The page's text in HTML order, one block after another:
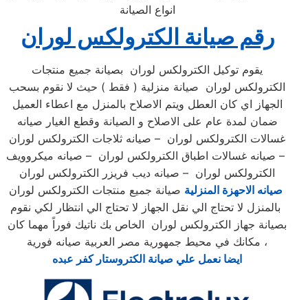
انواع الصيانة
رقم صيانة الكترولكس لوران
يقوم توكيل الكترولكس لوران بصيانة جميع منتجات
الكترولكس لوران صيانة منزلية ( فقط ) حيث لا نقوم بسحب
الجهاز اي كان العطل ويتم الاصلاح بالمنزل مع اعطاء العميل
ضمان لمدة عام على الاصلاح و الصيانة وقطع الغيار صيانه
غسالات الكترولكس لوران – صيانه ثلاجات الكترولكس لوران
– صيانه غسالات اطباق الكترولكس لوران – صيانه ميكروويف
الكترولكس لوران – صيانه ديب فريزر الكترولكس لوران
صيانه الاحهزة المنزلية صيانة جميع منتجات الكترولكس لوران
بالمنزل لا تحتاج الي نقل الجهاز لا تحتاج الي انتظار لكي نقوم
بصيانة جهاز الكترولكس لوران الخاص بك ناتيك فوراً مهما كان
مكانك في محيط جمهورية مصر العربية صيانه فورية ،
ايضا نعمل علي صيانة الكتروستار كفر عبده